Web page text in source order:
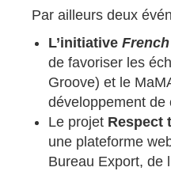
Par ailleurs deux
L’initiative
de favoriser les
Groove) et le
développement de
Le projet Respect
une plateforme
Bureau Export, de